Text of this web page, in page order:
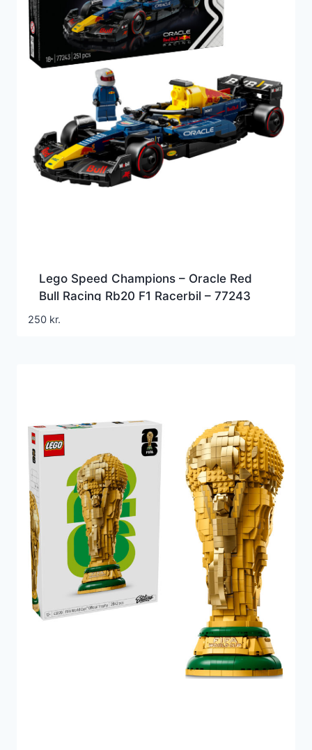
Lego Speed Champions – Oracle Red
Bull Racing Rb20 F1 Racerbil – 77243
250 kr.